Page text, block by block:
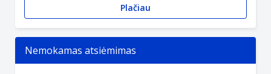
Plačiau
Nemokamas atsiėmimas